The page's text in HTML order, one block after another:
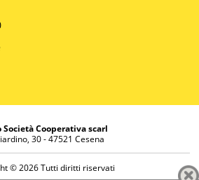
Società Cooperativa scarl
30 - 47521 Cesena
© 2026 Tutti diritti riservati